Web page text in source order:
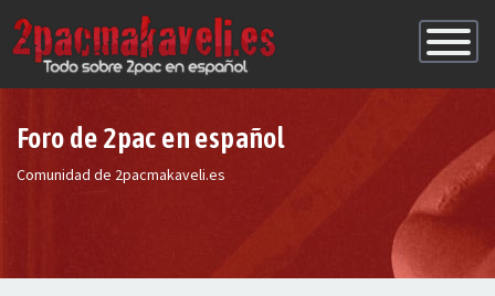
de
Foro de 2pac en español
Comunidad de 2pacmakaveli.es